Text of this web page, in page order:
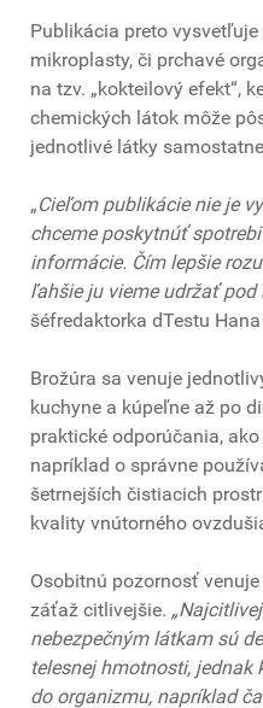
Publikácia preto vysvetľuje
mikroplasty, či prchavé
na tzv. „kokteilový efekt“,
chemických látok môže
jednotlivé látky
„Cieľom publikácie nie je
chceme poskytnúť
informácie. Čím lepšie
ľahšie ju vieme udržať pod
šéfredaktorka dTestu
Brožúra sa venuje
kuchyne a kúpeľne až po
praktické odporúčania,
napríklad o správne
šetrnejších čistiacich
kvality vnútorného
Osobitnú pozornosť
záťaž citlivejšie.
nebezpečným látkam sú
telesnej hmotnosti,
do organizmu, napríklad